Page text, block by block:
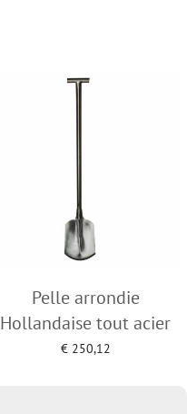
Pelle arrondie
Hollandaise tout acier
€250,12